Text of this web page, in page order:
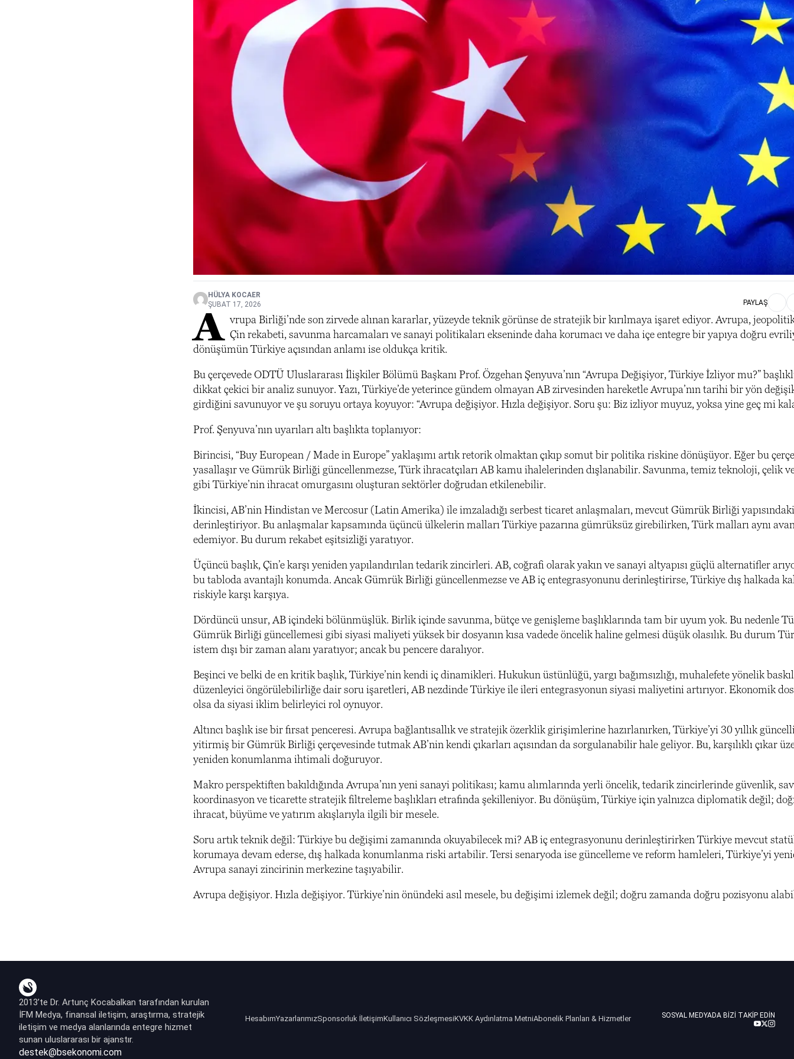
HÜLYA KOCAER
ŞUBAT 17, 2026
PAYLAŞ
A vrupa Birliği’nde son zirvede alınan kararlar, yüzeyde teknik görünse de stratejik bir kırılmaya işaret ediyor. Avrupa,
Çin rekabeti, savunma harcamaları ve sanayi politikaları ekseninde daha korumacı ve daha içe entegre bir yapıya doğru
dönüşümün Türkiye açısından anlamı ise oldukça kritik.
Bu çerçevede ODTÜ Uluslararası İlişkiler Bölümü Başkanı Prof. Özgehan Şenyuva’nın “Avrupa Değişiyor, Türkiye İzliyor mu?” başlıklı
dikkat çekici bir analiz sunuyor. Yazı, Türkiye’de yeterince gündem olmayan AB zirvesinden hareketle Avrupa’nın tarihi bir yön
girdiğini savunuyor ve şu soruyu ortaya koyuyor: “Avrupa değişiyor. Hızla değişiyor. Soru şu: Biz izliyor muyuz, yoksa yine geç mi
Prof. Şenyuva’nın uyarıları altı başlıkta toplanıyor:
Birincisi, “Buy European / Made in Europe” yaklaşımı artık retorik olmaktan çıkıp somut bir politika riskine dönüşüyor. Eğer bu
yasallaşır ve Gümrük Birliği güncellenmezse, Türk ihracatçıları AB kamu ihalelerinden dışlanabilir. Savunma, temiz teknoloji, çelik
gibi Türkiye’nin ihracat omurgasını oluşturan sektörler doğrudan etkilenebilir.
İkincisi, AB’nin Hindistan ve Mercosur (Latin Amerika) ile imzaladığı serbest ticaret anlaşmaları, mevcut Gümrük Birliği
derinleştiriyor. Bu anlaşmalar kapsamında üçüncü ülkelerin malları Türkiye pazarına gümrüksüz girebilirken, Türk malları aynı
edemiyor. Bu durum rekabet eşitsizliği yaratıyor.
Üçüncü başlık, Çin’e karşı yeniden yapılandırılan tedarik zincirleri. AB, coğrafi olarak yakın ve sanayi altyapısı güçlü alternatifler
bu tabloda avantajlı konumda. Ancak Gümrük Birliği güncellenmezse ve AB iç entegrasyonunu derinleştirirse, Türkiye dış halkada
riskiyle karşı karşıya.
Dördüncü unsur, AB içindeki bölünmüşlük. Birlik içinde savunma, bütçe ve genişleme başlıklarında tam bir uyum yok. Bu nedenle
Gümrük Birliği güncellemesi gibi siyasi maliyeti yüksek bir dosyanın kısa vadede öncelik haline gelmesi düşük olasılık. Bu durum
istem dışı bir zaman alanı yaratıyor; ancak bu pencere daralıyor.
Beşinci ve belki de en kritik başlık, Türkiye’nin kendi iç dinamikleri. Hukukun üstünlüğü, yargı bağımsızlığı, muhalefete yönelik
düzenleyici öngörülebilirliğe dair soru işaretleri, AB nezdinde Türkiye ile ileri entegrasyonun siyasi maliyetini artırıyor. Ekonomik
olsa da siyasi iklim belirleyici rol oynuyor.
Altıncı başlık ise bir fırsat penceresi. Avrupa bağlantısallık ve stratejik özerklik girişimlerine hazırlanırken, Türkiye’yi 30 yıllık
yitirmiş bir Gümrük Birliği çerçevesinde tutmak AB’nin kendi çıkarları açısından da sorgulanabilir hale geliyor. Bu, karşılıklı çıkar
yeniden konumlanma ihtimali doğuruyor.
Makro perspektiften bakıldığında Avrupa’nın yeni sanayi politikası; kamu alımlarında yerli öncelik, tedarik zincirlerinde güvenlik,
koordinasyon ve ticarette stratejik filtreleme başlıkları etrafında şekilleniyor. Bu dönüşüm, Türkiye için yalnızca diplomatik değil;
ihracat, büyüme ve yatırım akışlarıyla ilgili bir mesele.
Soru artık teknik değil: Türkiye bu değişimi zamanında okuyabilecek mi? AB iç entegrasyonunu derinleştirirken Türkiye mevcut
korumaya devam ederse, dış halkada konumlanma riski artabilir. Tersi senaryoda ise güncelleme ve reform hamleleri, Türkiye’yi
Avrupa sanayi zincirinin merkezine taşıyabilir.
Avrupa değişiyor. Hızla değişiyor. Türkiye’nin önündeki asıl mesele, bu değişimi izlemek değil; doğru zamanda doğru pozisyonu
2013’te Dr. Artunç Kocabalkan tarafından kurulan
İFM Medya, finansal iletişim, araştırma, stratejik
iletişim ve medya alanlarında entegre hizmet
sunan uluslararası bir ajanstır.
destek@bsekonomi.com
HesabımYazarlarımızSponsorluk İletişimKullanıcı SözleşmesiKVKK Aydınlatma MetniAbonelik Planları & Hizmetler SOSYAL MEDYADA BIZI TAKIP EDIN